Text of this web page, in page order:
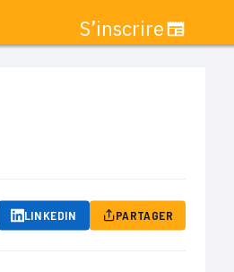
S’inscrire
LINKEDIN PARTAGER